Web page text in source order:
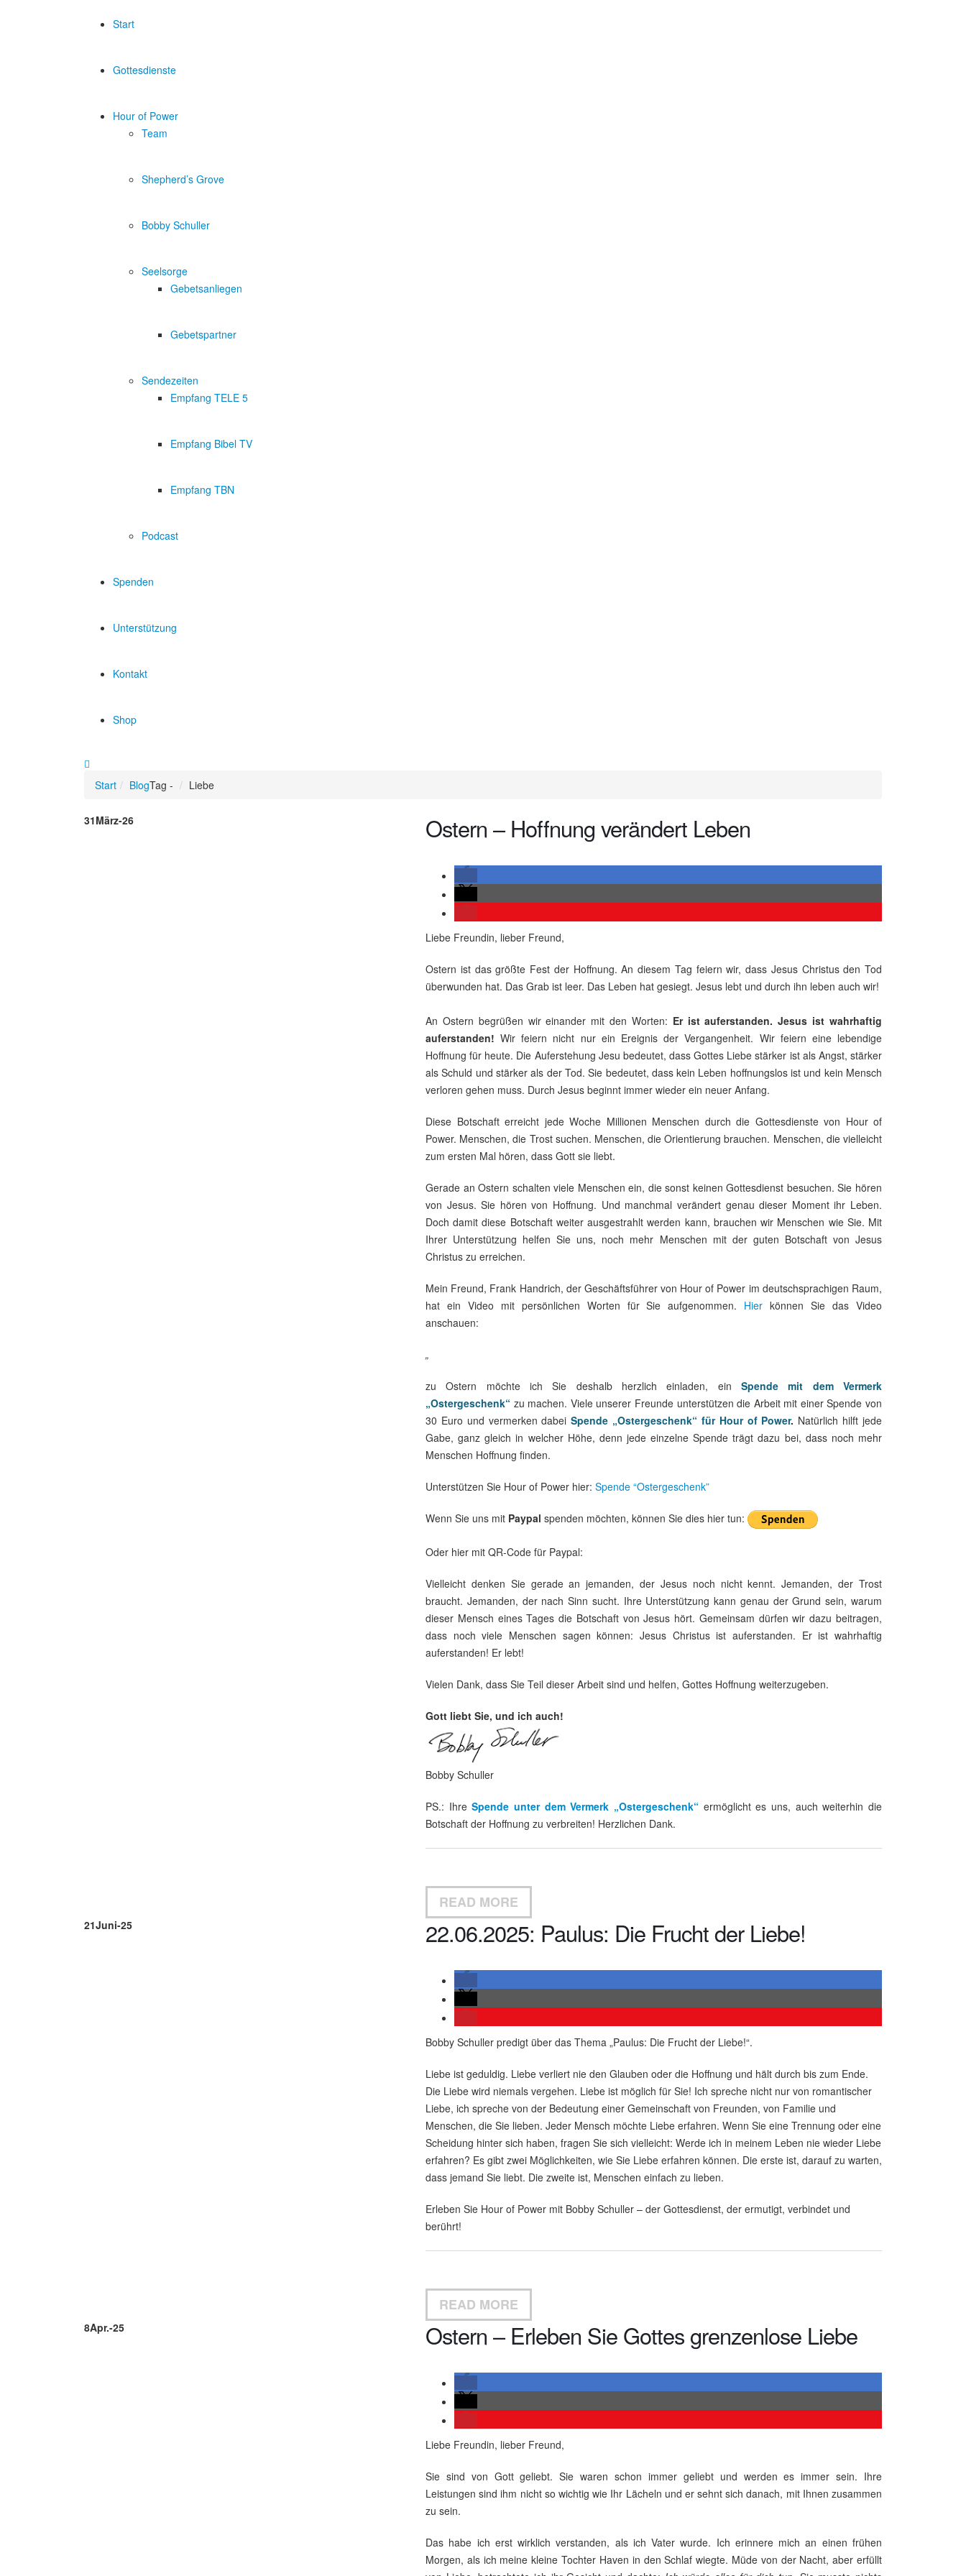
Start
Gottesdienste
Hour of Power
Team
Shepherd’s Grove
Bobby Schuller
Seelsorge
Gebetsanliegen
Gebetspartner
Sendezeiten
Empfang TELE 5
Empfang Bibel TV
Empfang TBN
Podcast
Spenden
Unterstützung
Kontakt
Shop
Start BlogTag - Liebe
31März-26 Ostern – Hoffnung verändert Leben
Liebe Freundin, lieber Freund,
Ostern ist das größte Fest der Hoffnung. An diesem Tag feiern wir, dass Jesus Christus den Tod
überwunden hat. Das Grab ist leer. Das Leben hat gesiegt. Jesus lebt und durch ihn leben auch wir!
An Ostern begrüßen wir einander mit den Worten: Er ist auferstanden. Jesus ist wahrhaftig
auferstanden! Wir feiern nicht nur ein Ereignis der Vergangenheit. Wir feiern eine lebendige
Hoffnung für heute. Die Auferstehung Jesu bedeutet, dass Gottes Liebe stärker ist als Angst, stärker
als Schuld und stärker als der Tod. Sie bedeutet, dass kein Leben hoffnungslos ist und kein Mensch
verloren gehen muss. Durch Jesus beginnt immer wieder ein neuer Anfang.
Diese Botschaft erreicht jede Woche Millionen Menschen durch die Gottesdienste von Hour of
Power. Menschen, die Trost suchen. Menschen, die Orientierung brauchen. Menschen, die vielleicht
zum ersten Mal hören, dass Gott sie liebt.
Gerade an Ostern schalten viele Menschen ein, die sonst keinen Gottesdienst besuchen. Sie hören
von Jesus. Sie hören von Hoffnung. Und manchmal verändert genau dieser Moment ihr Leben.
Doch damit diese Botschaft weiter ausgestrahlt werden kann, brauchen wir Menschen wie Sie. Mit
Ihrer Unterstützung helfen Sie uns, noch mehr Menschen mit der guten Botschaft von Jesus
Christus zu erreichen.
Mein Freund, Frank Handrich, der Geschäftsführer von Hour of Power im deutschsprachigen Raum,
hat ein Video mit persönlichen Worten für Sie aufgenommen. Hier können Sie das Video
anschauen:
„
zu Ostern möchte ich Sie deshalb herzlich einladen, ein Spende mit dem Vermerk
„Ostergeschenk“ zu machen. Viele unserer Freunde unterstützen die Arbeit mit einer Spende von
30 Euro und vermerken dabeiSpende „Ostergeschenk“ für Hour of Power. Natürlich hilft jede
Gabe, ganz gleich in welcher Höhe, denn jede einzelne Spende trägt dazu bei, dass noch mehr
Menschen Hoffnung finden.
Unterstützen Sie Hour of Power hier: Spende “Ostergeschenk”
Wenn Sie uns mit Paypal spenden möchten, können Sie dies hier tun:
Oder hier mit QR-Code für Paypal:
Vielleicht denken Sie gerade an jemanden, der Jesus noch nicht kennt. Jemanden, der Trost
braucht. Jemanden, der nach Sinn sucht. Ihre Unterstützung kann genau der Grund sein, warum
dieser Mensch eines Tages die Botschaft von Jesus hört. Gemeinsam dürfen wir dazu beitragen,
dass noch viele Menschen sagen können: Jesus Christus ist auferstanden. Er ist wahrhaftig
auferstanden! Er lebt!
Vielen Dank, dass Sie Teil dieser Arbeit sind und helfen, Gottes Hoffnung weiterzugeben.
Gott liebt Sie, und ich auch!
Bobby Schuller
PS.: IhreSpende unter dem Vermerk „Ostergeschenk“ ermöglicht es uns, auch weiterhin die
Botschaft der Hoffnung zu verbreiten! Herzlichen Dank.
READ MORE
21Juni-25 22.06.2025: Paulus: Die Frucht der Liebe!
Bobby Schuller predigt über das Thema „Paulus: Die Frucht der Liebe!“.
Liebe ist geduldig. Liebe verliert nie den Glauben oder die Hoffnung und hält durch bis zum Ende.
Die Liebe wird niemals vergehen. Liebe ist möglich für Sie! Ich spreche nicht nur von romantischer
Liebe, ich spreche von der Bedeutung einer Gemeinschaft von Freunden, von Familie und
Menschen, die Sie lieben. Jeder Mensch möchte Liebe erfahren. Wenn Sie eine Trennung oder eine
Scheidung hinter sich haben, fragen Sie sich vielleicht: Werde ich in meinem Leben nie wieder Liebe
erfahren? Es gibt zwei Möglichkeiten, wie Sie Liebe erfahren können. Die erste ist, darauf zu warten,
dass jemand Sie liebt. Die zweite ist, Menschen einfach zu lieben.
Erleben Sie Hour of Power mit Bobby Schuller – der Gottesdienst, der ermutigt, verbindet und
berührt!
READ MORE
8Apr.-25 Ostern – Erleben Sie Gottes grenzenlose Liebe
Liebe Freundin, lieber Freund,
Sie sind von Gott geliebt. Sie waren schon immer geliebt und werden es immer sein. Ihre
Leistungen sind ihm nicht so wichtig wie Ihr Lächeln und er sehnt sich danach, mit Ihnen zusammen
zu sein.
Das habe ich erst wirklich verstanden, als ich Vater wurde. Ich erinnere mich an einen frühen
Morgen, als ich meine kleine Tochter Haven in den Schlaf wiegte. Müde von der Nacht, aber erfüllt